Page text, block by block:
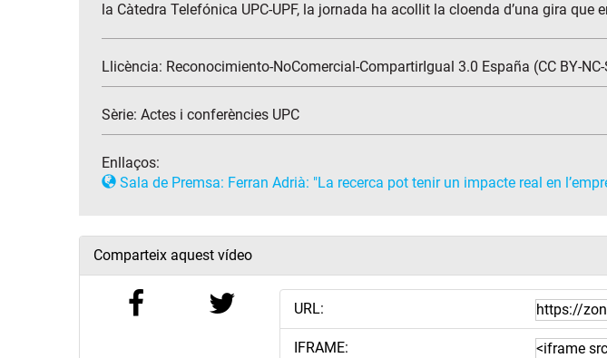
la Càtedra Telefónica UPC-UPF, la jornada ha acollit la cloenda d’una gira
Llicència: Reconocimiento-NoComercial-CompartirIgual 3.0 España (CC BY-NC-
Sèrie: Actes i conferències UPC
Enllaços:
Sala de Premsa: Ferran Adrià: "La recerca pot tenir un impacte real en
Comparteix aquest vídeo
URL:
IFRAME: